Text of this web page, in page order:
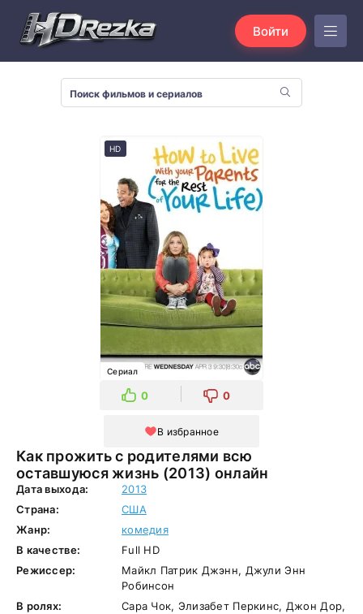
Войти
Как прожить с родителями всю
оставшуюся жизнь (2013) онлайн
HD
Сериал
0 0
В избранное
Дата выхода:
2013
Страна:
США
Жанр:
комедия
В качестве:
Full HD
Режиссер:
Майкл Патрик Джэнн, Джули Энн
Робинсон
В ролях:
Сара Чок, Элизабет Перкинс, Джон Дор,